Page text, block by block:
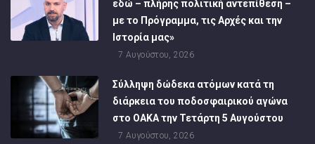
εδώ – πλήρης πολιτική αντεπίθεση –
με το Πρόγραμμα, τις Αρχές και την
Ιστορία μας»
7 Αυγούστου, 2026
Σύλληψη δώδεκα ατόμων κατά τη
διάρκεια του ποδοσφαιρικού αγώνα
στο ΟΑΚΑ την Τετάρτη 5 Αυγούστου
7 Αυγούστου, 2026